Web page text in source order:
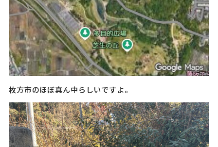
枚方市のほぼ真ん中らしいですよ。